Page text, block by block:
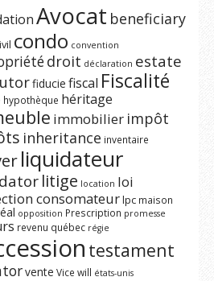
Avocat beneficiary
condo convention
droit déclaration estate
fiducie fiscal Fiscalité
hypothèque héritage
immobilier impôt
inheritance inventaire
liquidateur
litige location loi
consomateurlpc maison
opposition Prescription promesse
revenu québec régie
testament
vente Vice will états-unis